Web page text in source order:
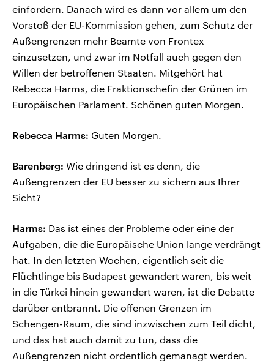
einfordern. Danach wird es dann vor allem um den
Vorstoß der EU-Kommission gehen, zum Schutz der
Außengrenzen mehr Beamte von Frontex
einzusetzen, und zwar im Notfall auch gegen den
Willen der betroffenen Staaten. Mitgehört hat
Rebecca Harms, die Fraktionschefin der Grünen im
Europäischen Parlament. Schönen guten Morgen.
Rebecca Harms: Guten Morgen.
Barenberg: Wie dringend ist es denn, die
Außengrenzen der EU besser zu sichern aus Ihrer
Sicht?
Harms: Das ist eines der Probleme oder eine der
Aufgaben, die die Europäische Union lange verdrängt
hat. In den letzten Wochen, eigentlich seit die
Flüchtlinge bis Budapest gewandert waren, bis weit
in die Türkei hinein gewandert waren, ist die Debatte
darüber entbrannt. Die offenen Grenzen im
Schengen-Raum, die sind inzwischen zum Teil dicht,
und das hat auch damit zu tun, dass die
Außengrenzen nicht ordentlich gemanagt werden.